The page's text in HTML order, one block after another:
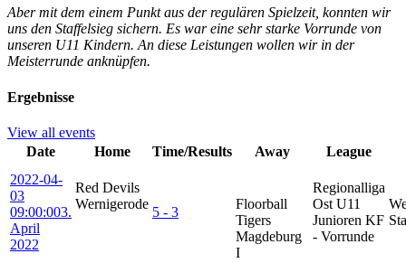
Aber mit dem einem Punkt aus der regulären Spielzeit, konnten wir
uns den Staffelsieg sichern. Es war eine sehr starke Vorrunde von
unseren U11 Kindern. An diese Leistungen wollen wir in der
Meisterrunde anknüpfen.
Ergebnisse
View all events
Date
Home Time/Results Away
League
2022-04-
03
09:00:003.
April
2022
Red Devils
Wernigerode
5 - 3
Floorball
Tigers
Magdeburg
I
Regionalliga
Ost U11
Junioren KF
- Vorrunde